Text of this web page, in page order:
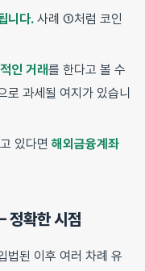
니다. 사례 ①처럼 코인
인 거래를 한다고 볼 수
로 과세될 여지가 있습니
있다면 해외금융계좌
정확한 시점
법된 이후 여러 차례 유